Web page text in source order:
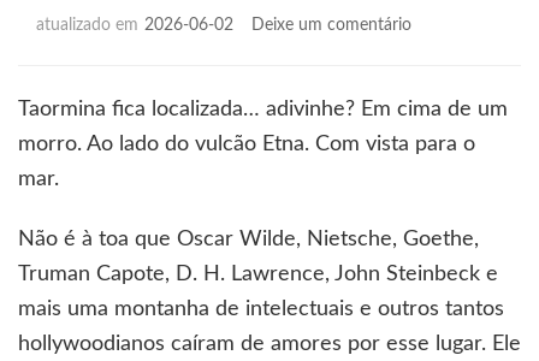
atualizado em 2026-06-02 Deixe um comentárioem
Taormina fica localizada… adivinhe? Em cima de um
morro. Ao lado do vulcão Etna. Com vista para o
mar.
Não é à toa que Oscar Wilde, Nietsche, Goethe,
Truman Capote, D. H. Lawrence, John Steinbeck e
mais uma montanha de intelectuais e outros tantos
hollywoodianos caíram de amores por esse lugar. Ele